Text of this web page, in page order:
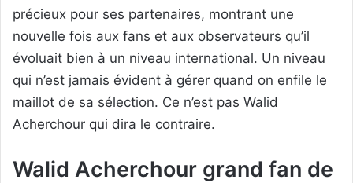
précieux pour ses partenaires, montrant une
nouvelle fois aux fans et aux observateurs qu’il
évoluait bien à un niveau international. Un niveau
qui n’est jamais évident à gérer quand on enfile le
maillot de sa sélection. Ce n’est pas Walid
Acherchour qui dira le contraire.
Walid Acherchour grand fan de